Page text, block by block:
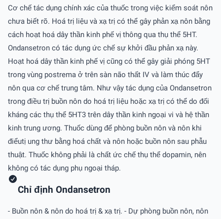
Cơ chế tác dụng chính xác của thuốc trong việc kiểm soát nôn
chưa biết rõ. Hoá trị liệu và xạ trị có thể gây phản xạ nôn bằng
cách hoạt hoá dây thần kinh phế vị thông qua thụ thể 5HT.
Ondansetron có tác dụng ức chế sự khởi đầu phản xạ này.
Hoạt hoá dây thần kinh phế vị cũng có thể gây giải phóng 5HT
trong vùng postrema ở trên sàn não thất IV và làm thúc đẩy
nôn qua cơ chế trung tâm. Như vậy tác dụng của Ondansetron
trong điều trị buồn nôn do hoá trị liệu hoặc xạ trị có thể do đối
kháng các thụ thể 5HT3 trên dây thần kinh ngoại vi và hệ thần
kinh trung ương. Thuốc dùng để phòng buồn nôn và nôn khi
điểutị ung thư bằng hoá chất và nôn hoặc buồn nôn sau phẫu
thuật. Thuốc không phải là chất ức chế thụ thể dopamin, nên
không có tác dụng phụ ngoại tháp.
Chỉ định Ondansetron
- Buồn nôn & nôn do hoá trị & xạ trị. - Dự phòng buồn nôn, nôn